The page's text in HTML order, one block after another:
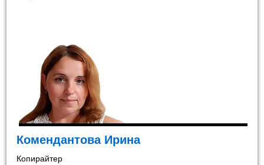
Комендантова Ирина
Копирайтер